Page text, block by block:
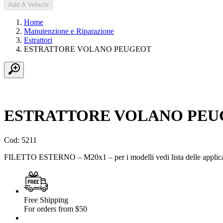
Add A Vehicle
Home
Manutenzione e Riparazione
Estrattori
ESTRATTORE VOLANO PEUGEOT
ESTRATTORE VOLANO
Cod: 5211
FILETTO ESTERNO – M20x1 – per i modelli vedi lista delle
Free Shipping
For orders from $50